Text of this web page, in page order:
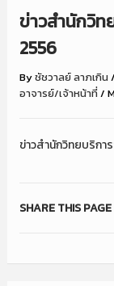
ข่าวสำนักวิท
2556
Byชัชวาลย์ ลาภเกิน /
อาจารย์/เจ้าหน้าที่/
ข่าวสำนักวิทยบริกา
SHARE THIS PAGE